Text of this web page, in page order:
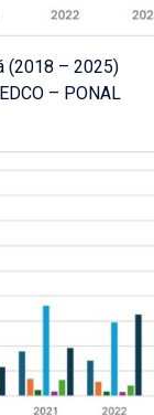
(2018 – 2025)
– PONAL